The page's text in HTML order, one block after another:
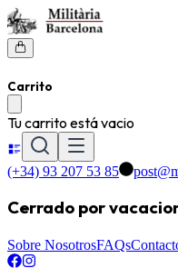
Carrito
Tu carrito está vacio
(+34) 93 207 53 85
Cerrado por
Sobre NosotrosFAQs